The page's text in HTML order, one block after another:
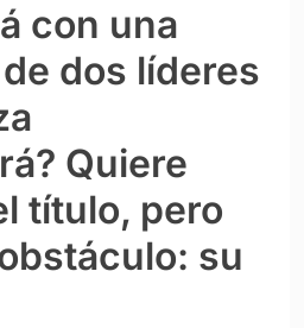
con una
dos líderes
Quiere
título, pero
su